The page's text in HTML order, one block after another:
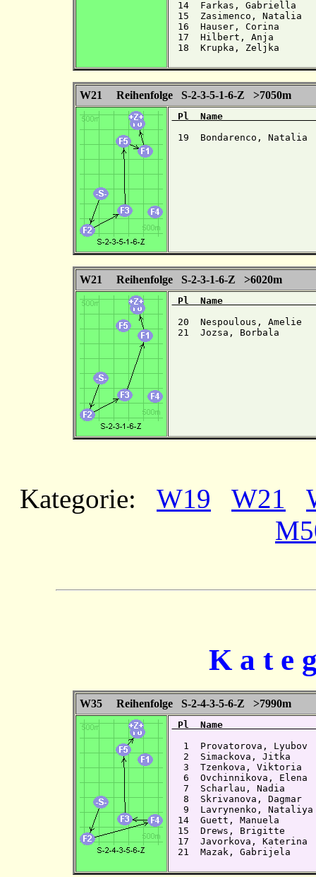
14  Farkas, Gabriella
15  Zasimenco, Natalia
16  Hauser, Corina
17  Hilbert, Anja
18  Krupka, Zeljka
W21 Reihenfolge S-2-3-5-1-6-Z >7050m
Pl  Name
19  Bondarenco, Natalia
W21 Reihenfolge S-2-3-1-6-Z >6020m
Pl  Name
20  Nespoulous, Amelie
21  Jozsa, Borbala
Kategorie: W19 W21
K a t e
W35 Reihenfolge S-2-4-3-5-6-Z >7990m
Pl  Name
1  Provatorova, Lyubov
2  Simackova, Jitka
3  Tzenkova, Viktoria
6  Ovchinnikova, Elena
7  Scharlau, Nadia
8  Skrivanova, Dagmar
9  Lavrynenko,
14  Guett, Manuela
15  Drews, Brigitte
17  Javorkova, Katerina
21  Mazak, Gabrijela